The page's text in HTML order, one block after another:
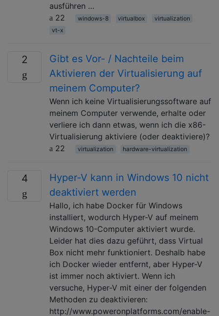
ausführen …
22
windows-8 virtualbox
virtualization
vt-x
2
Gibt es Vor- / Nachteile beim
Aktivieren der Virtualisierung auf
meinem Computer?
Wenn ich keine Virtualisierungssoftware auf
meinem Computer verwende, erhalte oder
verliere ich dann etwas, wenn ich die x86-
Virtualisierung aktiviere (oder deaktiviere)?
22
virtualization hardware-virtualization
4
Hyper-V kann in Windows 10 nicht
deaktiviert werden
Hallo, ich habe Docker für Windows
installiert, wodurch Hyper-V auf meinem
Windows 10-Computer aktiviert wurde.
Leider hat dies dazu geführt, dass Virtual
Box nicht mehr funktioniert. Deshalb habe
ich Docker wieder entfernt, aber Hyper-V
ist immer noch aktiviert. Wenn ich
versuche, Hyper-V mit einer der folgenden
Methoden zu deaktivieren:
http://www.poweronplatforms.com/enable-